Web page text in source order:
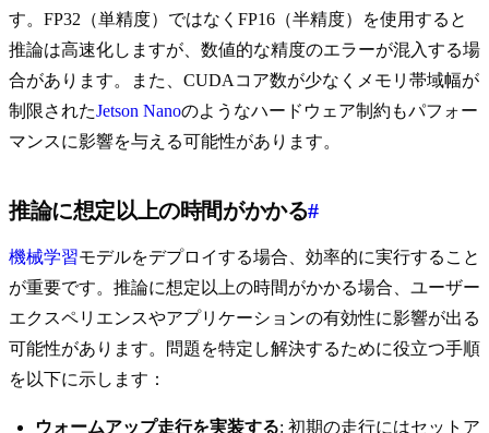
す。FP32（単精度）ではなくFP16（半精度）を使用すると
推論は高速化しますが、数値的な精度のエラーが混入する場
合があります。また、CUDAコア数が少なくメモリ帯域幅が
制限されたJetson Nanoのようなハードウェア制約もパフォー
マンスに影響を与える可能性があります。
推論に想定以上の時間がかかる#
機械学習モデルをデプロイする場合、効率的に実行すること
が重要です。推論に想定以上の時間がかかる場合、ユーザー
エクスペリエンスやアプリケーションの有効性に影響が出る
可能性があります。問題を特定し解決するために役立つ手順
を以下に示します：
ウォームアップ走行を実装する: 初期の走行にはセットア